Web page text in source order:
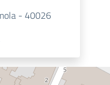
- 40026